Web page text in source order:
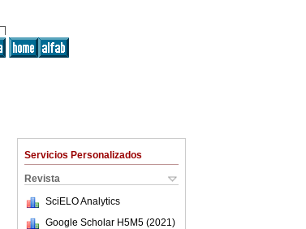
Servicios Personalizados
Revista
SciELO Analytics
Google Scholar H5M5 (2021 )